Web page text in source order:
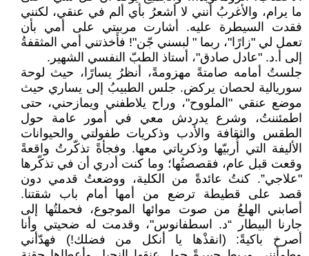
ما يرام، والأغربُ أنني لا أشعرُ بأي ألم في عنقي، لكنني
فقدت السيطرة عليه. أشارت مربيتي على أمي بأن
تعمل لي "زارًا"، ربما " لبسني جّن"! فأخذتني أمي المثقفةُ
إلى أ.د. "عادل صادق"، أستاذ الطبّ النفسي الشهير.
جلستُ أمامه صامتةً مهزومةً، أنظرُ يسارًا، حيث لوحة
سوريالية لحصان يركض. جلس الطبيبُ إلى يساري حيث
موضع عنقي "الملووح"، وراح يلاطفني ويمازحني، حتى
اطمئننتُ، وشرع يدردش معي في أمور عامة حول
الطقس والثقافة والأدب وذكريات طفولتي والحيوانات
الأليفة التي أُربيّها وذكرياتي معها. وفجأةً تذكّرتُ واقعةً
وقعت قبل عام، فقصصتُها؛ وما كنت أدري أن في تذكّرها
"علاجي”. كنتُ عائدةً من الكلية، ووضعتُ قدمي دون
قصد على قطيطة ترضع من أمها أمام باب شقتنا.
أصابني الهلعُ من صوت موائها الموجوع، فحملتُها إلى
جارنا البيطار “د. اسطفانوس"، وقدمت له ضحيتي وأنا
أصرخ باكيةً: (انقذْها يا أنكل من فضلك!) فهدّأني